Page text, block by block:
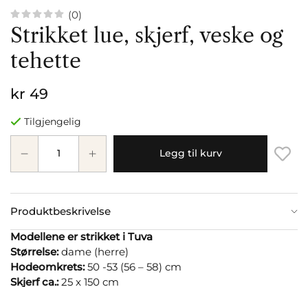
(0)
Strikket lue, skjerf, veske og
tehette
kr 49
Tilgjengelig
Legg til kurv
Produktbeskrivelse
Modellene er strikket i Tuva
Størrelse:dame (herre)
Hodeomkrets:50 -53 (56 – 58) cm
Skjerf ca.:25 x 150 cm